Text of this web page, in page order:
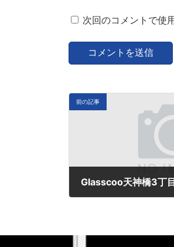
次回のコメントで使
前の記事